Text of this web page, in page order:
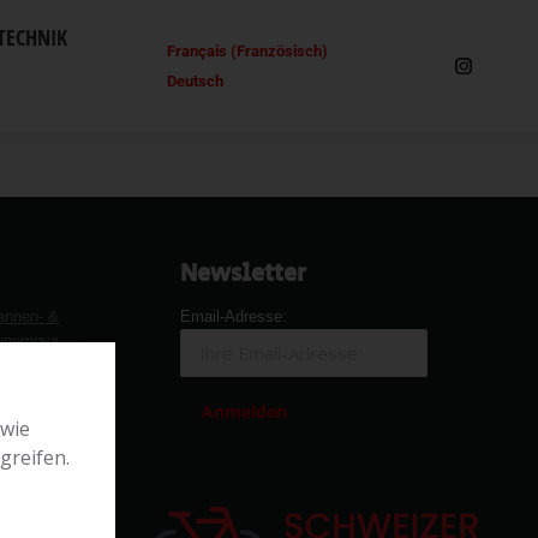
Français (Französisch)
Deutsch
Newsletter
Email-Adresse: